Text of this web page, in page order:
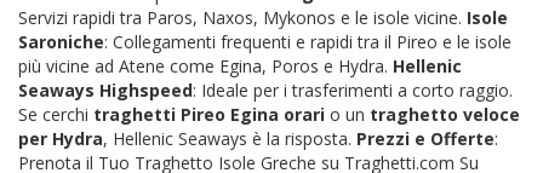
Servizi rapidi tra Paros, Naxos, Mykonos e le isole vicine. Isole
Saroniche: Collegamenti frequenti e rapidi tra il Pireo e le isole
più vicine ad Atene come Egina, Poros e Hydra. Hellenic
Seaways Highspeed: Ideale per i trasferimenti a corto raggio.
Se cerchi traghetti Pireo Egina orari o un traghetto veloce
per Hydra, Hellenic Seaways è la risposta. Prezzi e Offerte:
Prenota il Tuo Traghetto Isole Greche su Traghetti.com Su